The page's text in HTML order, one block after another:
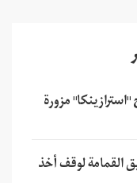
مزورة
القمامة لوقف أخذ